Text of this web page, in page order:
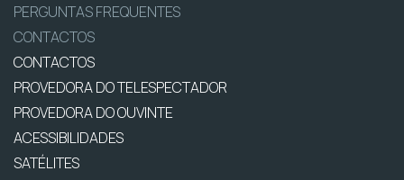
PERGUNTAS FREQUENTES
CONTACTOS
CONTACTOS
PROVEDORA DO TELESPECTADOR
PROVEDORA DO OUVINTE
ACESSIBILIDADES
SATÉLITES